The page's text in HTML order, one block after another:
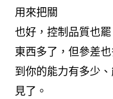
用來把關
也好，控制品質也
東西多了，但參差
到你的能力有多少
見了。